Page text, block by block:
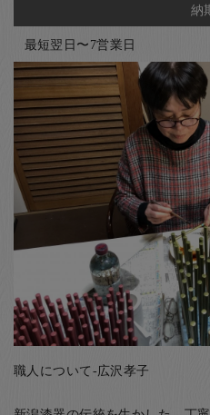
納
最短翌日〜7営業日
職人について-広沢孝子